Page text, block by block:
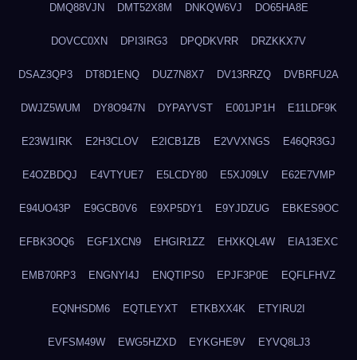
DMQ88VJN DMT52X8M DNKQW6VJ DO65HA8E
DOVCC0XN DPI3IRG3 DPQDKVRR DRZKKX7V
DSAZ3QP3 DT8D1ENQ DUZ7N8X7 DV13RRZQ DVBRFU2A
DWJZ5WUM DY8O947N DYPAYVST E001JP1H E11LDF9K
E23W1IRK E2H3CLOV E2ICB1ZB E2VVXNGS E46QR3GJ
E4OZBDQJ E4VTYUE7 E5LCDY80 E5XJ09LV E62E7VMP
E94UO43P E9GCB0V6 E9XP5DY1 E9YJDZUG EBKES9OC
EFBK3OQ6 EGF1XCN9 EHGIR1ZZ EHXKQL4W EIA13EXC
EMB70RP3 ENGNYI4J ENQTIPS0 EPJF3P0E EQFLFHVZ
EQNHSDM6 EQTLEYXT ETKBXX4K ETYIRU2I
EVFSM49W EWG5HZXD EYKGHE9V EYVQ8LJ3